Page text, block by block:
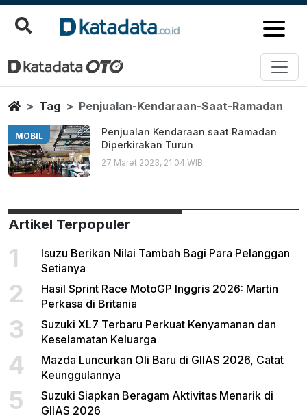
Penjualan Kendaraan Saat
Berita Terbaru
HomeTag Penjualan-Kendaraan-Saat-Ramadan
MOBIL
Penjualan Kendaraan saat Ramadan
Diperkirakan Turun
27 Maret 2023, 21:04 WIB
Artikel Terpopuler
1
Isuzu Berikan Nilai Tambah Bagi Para Pelanggan
Setianya
2
Hasil Sprint Race MotoGP Inggris 2026: Martin
Perkasa di Britania
3
Suzuki XL7 Terbaru Perkuat Kenyamanan dan
Keselamatan Keluarga
4
Mazda Luncurkan Oli Baru di GIIAS 2026, Catat
Keunggulannya
5
Suzuki Siapkan Beragam Aktivitas Menarik di
GIIAS 2026